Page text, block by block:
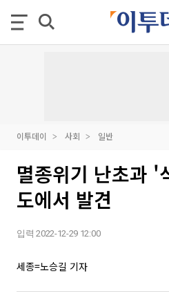
이투데이 사회 일반
멸종위기 난초과 '
도에서 발견
입력 2022-12-29 12:00
세종=노승길 기자